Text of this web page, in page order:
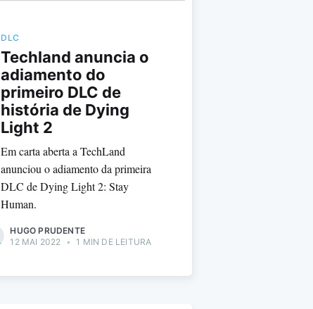
DLC
Techland anuncia o
adiamento do
primeiro DLC de
história de Dying
Light 2
Em carta aberta a TechLand
anunciou o adiamento da primeira
DLC de Dying Light 2: Stay
Human.
HUGO PRUDENTE
12 MAI 2022 • 1 MIN DE LEITURA